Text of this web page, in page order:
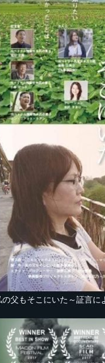
の父もそこにいた～証言に